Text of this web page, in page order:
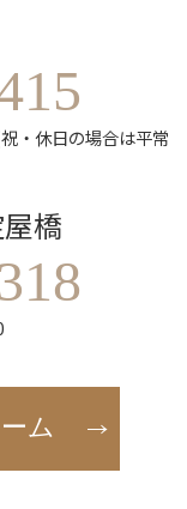
・休日の場合は平常
橋
ム